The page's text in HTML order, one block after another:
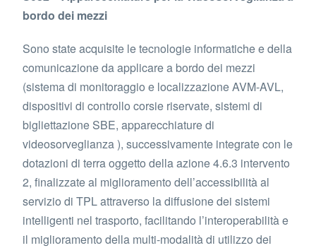
bordo dei mezzi
Sono state acquisite le tecnologie informatiche e della
comunicazione da applicare a bordo dei mezzi
(sistema di monitoraggio e localizzazione AVM-AVL,
dispositivi di controllo corsie riservate, sistemi di
bigliettazione SBE, apparecchiature di
videosorveglianza ), successivamente integrate con le
dotazioni di terra oggetto della azione 4.6.3 intervento
2, finalizzate al miglioramento dell’accessibilità al
servizio di TPL attraverso la diffusione dei sistemi
intelligenti nel trasporto, facilitando l’interoperabilità e
il miglioramento della multi-modalità di utilizzo dei